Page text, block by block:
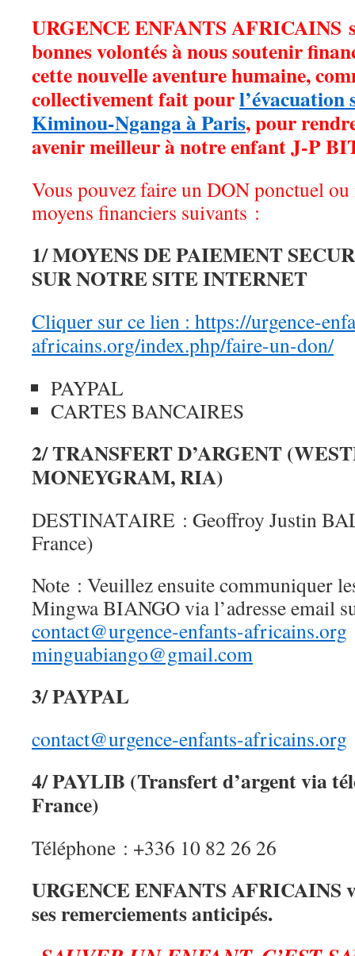
URGENCE ENFANTS AFRICAINS
bonnes volontés à nous soutenir
cette nouvelle aventure humaine,
collectivement fait pourl’évacuation
Kiminou-Nganga à Paris, pour
avenir meilleur à notre enfant J-P
Vous pouvez faire un DON ponctuel ou
moyens financiers suivants :
1/ MOYENS DE PAIEMENT
SUR NOTRE SITE INTERNET
Cliquer sur ce lien : https://urgence-
africains.org/index.php/faire-un-don/
PAYPAL
CARTES BANCAIRES
2/ TRANSFERT D’ARGENT
MONEYGRAM, RIA)
DESTINATAIRE : Geoffroy Justin
France)
Note : Veuillez ensuite communiquer
Mingwa BIANGO via l’adresse email
contact@urgence-enfants-africains.org
minguabiango@gmail.com
3/ PAYPAL
contact@urgence-enfants-africains.org
4/ PAYLIB (Transfert d’argent via
France)
Téléphone : +336 10 82 26 26
URGENCE ENFANTS AFRICAINS
ses remerciements anticipés.